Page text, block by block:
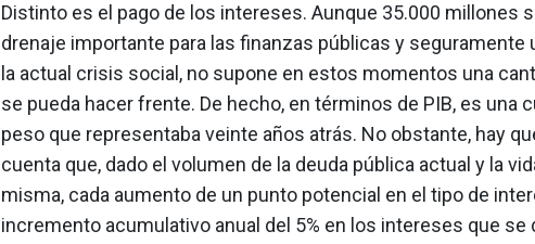
Distinto es el pago de los intereses. Aunque 35.000 millones
drenaje importante para las finanzas públicas y seguramente
la actual crisis social, no supone en estos momentos una
se pueda hacer frente. De hecho, en términos de PIB, es una
peso que representaba veinte años atrás. No obstante, hay
cuenta que, dado el volumen de la deuda pública actual y la
misma, cada aumento de un punto potencial en el tipo de
incremento acumulativo anual del 5% en los intereses que se